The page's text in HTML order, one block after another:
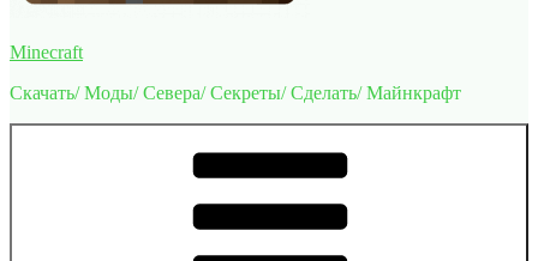
Minecraft
Скачать/ Моды/ Севера/ Секреты/ Сделать/ Майнкрафт